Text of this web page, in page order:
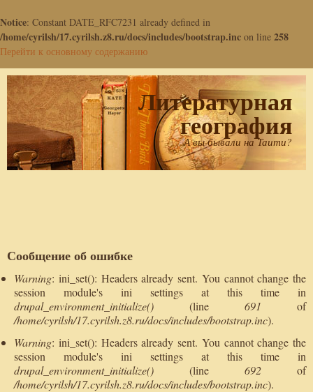
Notice: Constant DATE_RFC7231 already defined in
/home/cyrilsh/17.cyrilsh.z8.ru/docs/includes/bootstrap.inc on line 258
Перейти к основному содержанию
Литературная
география
А вы бывали на Таити?
Сообщение об ошибке
Warning: ini_set(): Headers already sent. You cannot change the
session module's ini settings at this time in
drupal_environment_initialize() (line 691 of
/home/cyrilsh/17.cyrilsh.z8.ru/docs/includes/bootstrap.inc).
Warning: ini_set(): Headers already sent. You cannot change the
session module's ini settings at this time in
drupal_environment_initialize() (line 692 of
/home/cyrilsh/17.cyrilsh.z8.ru/docs/includes/bootstrap.inc).